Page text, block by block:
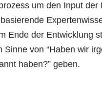
um den Input
Ende der Ent­wick­lung
von “Haben wir
haben?” geben.